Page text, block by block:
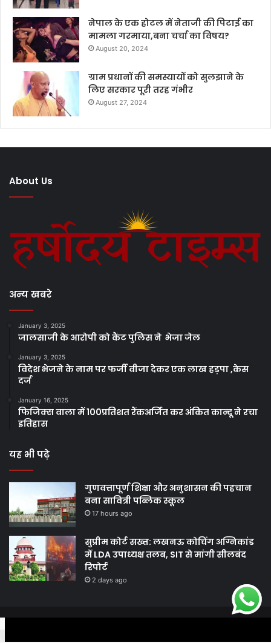
नेपाल के एक होटल में नेताजी की पिटाई का
मामला गरमाया,बना चर्चा का विषय?
August 20, 2024
ग्राम प्रधानों की समस्यायों को सुलझाने के
लिए सरकार पूरी तरह गंभीर
August 27, 2024
About Us
अन्य खबरे
January 3, 2025
जालसाजी के आरोपी को कैंट पुलिस ने भेजा जेल
January 3, 2025
विदेश भेजने के नाम पर फर्जी वीजा देकर एक लाख हड़पा ,केस
दर्ज
January 16, 2025
फिजिक्स वाला में 100प्रतिशत रैंकअर्जित कर अंकित कान्दू ने रचा
इतिहास
यह भी पढ़े
गुणवत्तापूर्ण शिक्षा और अनुशासन की पहचान
बना सावित्री पब्लिक स्कूल
17 hours ago
सुप्रीम कोर्ट सख्त: लखनऊ कोचिंग अग्निकांड
में LDA उपाध्यक्ष तलब, SIT से मांगी सीलबंद
रिपोर्ट
2 days ago